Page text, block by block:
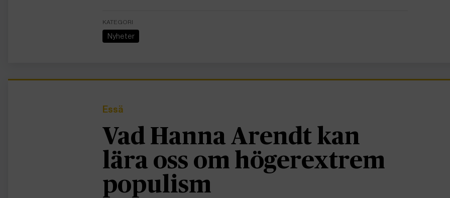
KATEGORI
Nyheter
Essä
Vad Hanna Arendt kan
lära oss om högerextrem
populism